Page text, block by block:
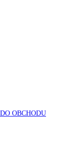
OBCHODU